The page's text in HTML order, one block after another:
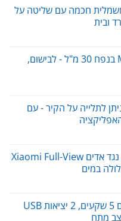
חכמה עם שליטה על
ובית
שמן אתרי טהור MAYJAM בנפח 30 מ"ל - לבישום,
לתלייה על הקיר - עם
משקפת שחייה מקצועית נגד אדים Xiaomi Full-View
במים
מפצל חשמל שקע EU עם 5 שקעים, 2 יציאות USB